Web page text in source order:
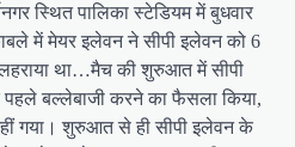
स्थित पालिका स्टेडियम में बुधवार
में मेयर इलेवन ने सीपी इलेवन को 6
था…मैच की शुरुआत में सीपी
बल्लेबाजी करने का फैसला किया,
गया। शुरुआत से ही सीपी इलेवन के